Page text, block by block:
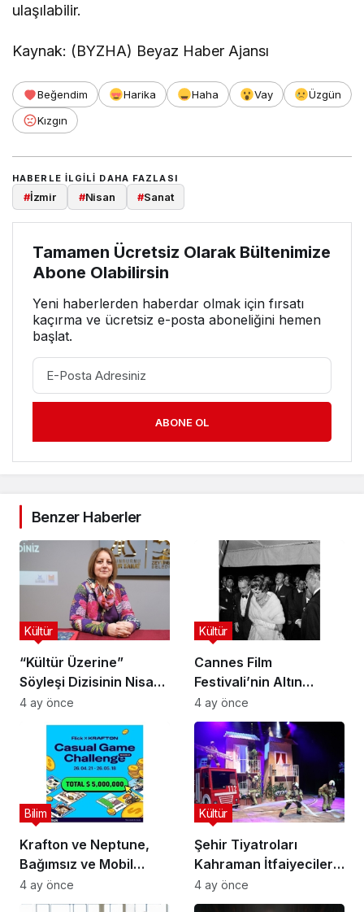
ulaşılabilir.
Kaynak: (BYZHA) Beyaz Haber Ajansı
Beğendim Harika Haha Vay
Üzgün
Kızgın
HABERLE ILGILI DAHA FAZLASI
#İzmir #Nisan #Sanat
Tamamen Ücretsiz Olarak Bültenimize
Abone Olabilirsin
Yeni haberlerden haberdar olmak için fırsatı
kaçırma ve ücretsiz e-posta aboneliğini hemen
başlat.
ABONE OL
Benzer Haberler
“Kültür Üzerine”
Söyleşi Dizisinin Nisan
Ayı Konuğu Doç. Dr.
Gökçe Dervişoğlu
Okandan Oldu!
Kültür
4 ay önce
Cannes Film
Festivali’nin Altın
Çağını Mercek Altına
Alıyor
Kültür
4 ay önce
Krafton ve Neptune,
Bağımsız ve Mobil
Oyun Geliştiricileri İçin
5 Milyon Dolarlık
Bilim
4 ay önce
Şehir Tiyatroları
Kahraman İtfaiyecilerin
Hikayesini “İtfaiyecinin
Sırrı” Oyunuyla
Kültür
4 ay önce